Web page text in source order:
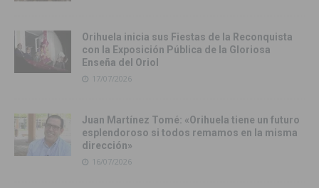
Orihuela inicia sus Fiestas de la Reconquista
con la Exposición Pública de la Gloriosa
Enseña del Oriol
17/07/2026
Juan Martínez Tomé: «Orihuela tiene un futuro
esplendoroso si todos remamos en la misma
dirección»
16/07/2026